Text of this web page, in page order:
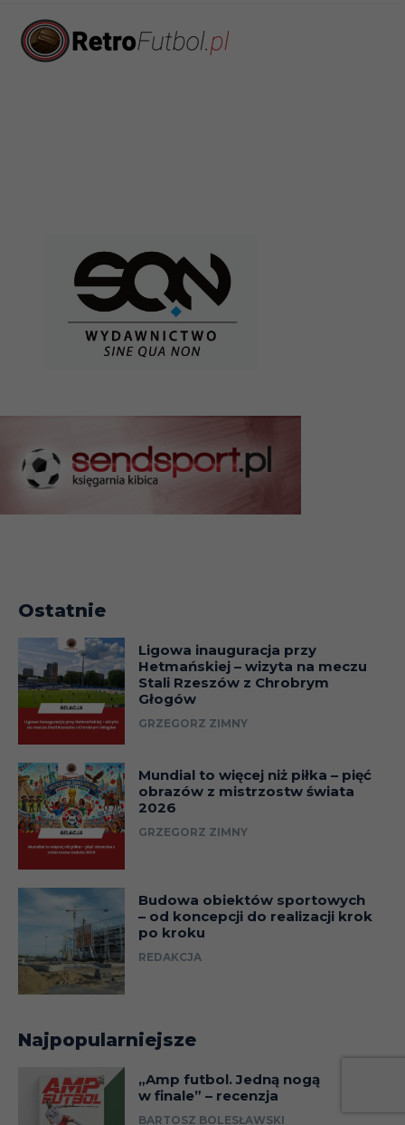
Ostatnie
Ligowa inauguracja przy
Hetmańskiej – wizyta na meczu
Stali Rzeszów z Chrobrym
Głogów
GRZEGORZ ZIMNY
Mundial to więcej niż piłka – pięć
obrazów z mistrzostw świata
2026
GRZEGORZ ZIMNY
Budowa obiektów sportowych
– od koncepcji do realizacji krok
po kroku
REDAKCJA
Najpopularniejsze
„Amp futbol. Jedną nogą
w finale” – recenzja
BARTOSZ BOLESŁAWSKI